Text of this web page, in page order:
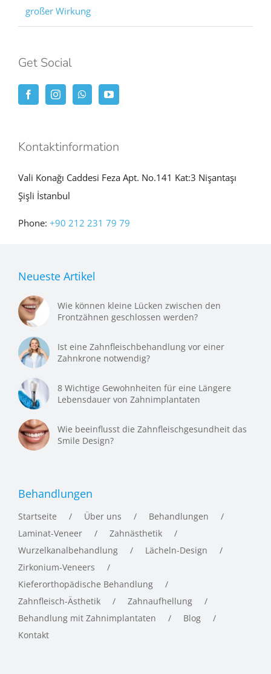
großer Wirkung
Get Social
Kontaktinformation
Vali Konağı Caddesi Feza Apt. No.141 Kat:3 Nişantaşı
Şişli İstanbul
Phone: +90 212 231 79 79
Neueste Artikel
Wie können kleine Lücken zwischen den
Frontzähnen geschlossen werden?
Ist eine Zahnfleischbehandlung vor einer
Zahnkrone notwendig?
8 Wichtige Gewohnheiten für eine Längere
Lebensdauer von Zahnimplantaten
Wie beeinflusst die Zahnfleischgesundheit das
Smile Design?
Behandlungen
Startseite Über uns
Behandlungen
Laminat-Veneer
Zahnästhetik
Wurzelkanalbehandlung
Lächeln-Design
Zirkonium-Veneers
Kieferorthopädische Behandlung
Zahnfleisch-Ästhetik
Zahnaufhellung
Behandlung mit Zahnimplantaten
Blog
Kontakt